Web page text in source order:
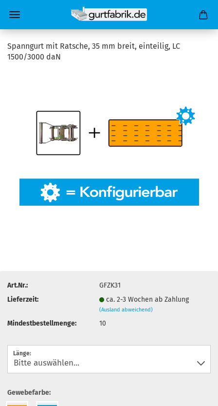
Spanngurt mit Ratsche, 35 mm breit, einteilig, LC
1500/3000 daN
Art.Nr.:
GFZK31
Lieferzeit:
ca. 2-3 Wochen ab Zahlung
(Ausland abweichend)
Mindestbestellmenge: 10
Länge:
Gewebefarbe: